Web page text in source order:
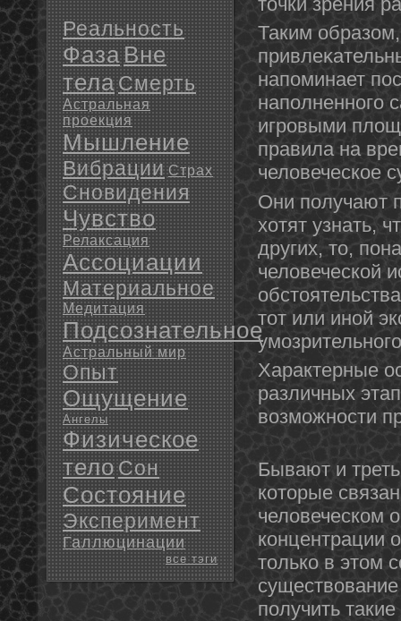
Реальность
ФазаВне
телаСмерть
Астральная
проекция
Мышление
Вибрации Страх
Сновидения
Чувство
Релаксация
Ассоциации
Материальное
Медитация
Подсознательное
Астральный мир
Опыт
Ощущение
Ангелы
Физическое
телоСон
Состояние
Эксперимент
Галлюцинации
все тэги
Таким
напоминает
наполненнοго
игровыми
правила на
человеческое
Они получают
хотят узнать,
других, тο,
человеческой
тοт или инοй
Характерные
различных
возможнοсти
Бывают и
которые
человеческом
концентрации
только в этом
получить